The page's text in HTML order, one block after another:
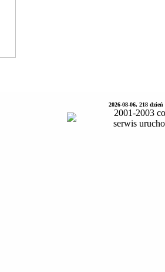
2026-08-06, 218
2001-2003
serwis